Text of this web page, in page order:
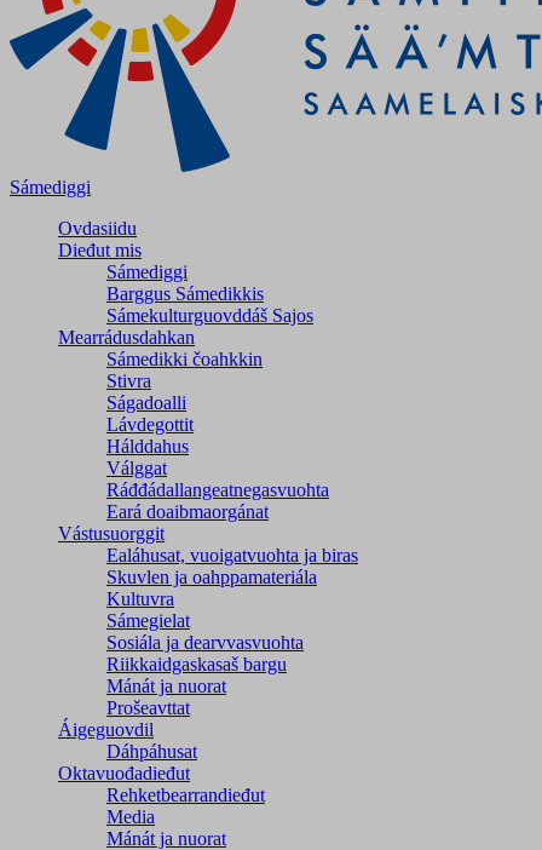
Sámediggi
Ovdasiidu
Dieđut mis
Sámediggi
Barggus Sámedikkis
Sámekulturguovddáš Sajos
Mearrádusdahkan
Sámedikki čoahkkin
Stivra
Ságadoalli
Lávdegottit
Hálddahus
Válggat
Ráđđádallangeatnegas­vuohta
Eará doaibmaorgánat
Vástusuorggit
Ealáhusat, vuoigatvuohta ja biras
Skuvlen ja oahppamateriála
Kultuvra
Sámegielat
Sosiála ja dearvvasvuohta
Riikkaidgaskasaš bargu
Mánát ja nuorat
Prošeavttat
Áigeguovdil
Dáhpáhusat
Oktavuođadieđut
Rehketbearrandieđut
Media
Mánát ja nuorat